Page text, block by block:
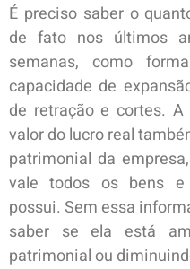
É preciso saber o
de fato nos últimos
semanas, como
capacidade de
de retração e cortes.
valor do lucro real
patrimonial da
vale todos os bens
possui. Sem essa
saber se ela está
patrimonial ou